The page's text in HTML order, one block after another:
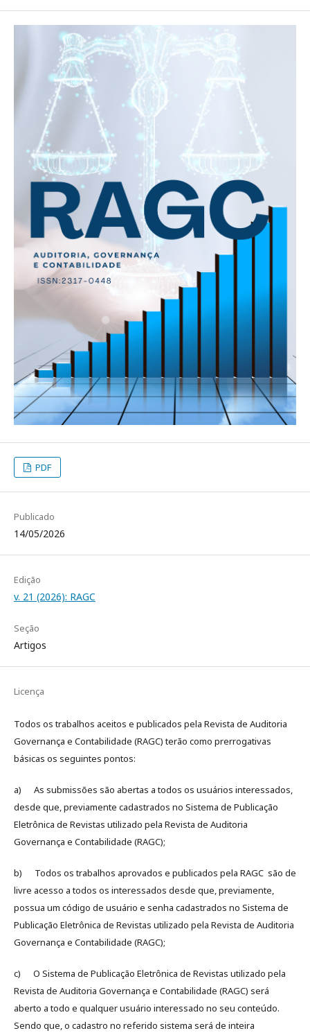
PDF
Publicado
14/05/2026
Edição
v. 21 (2026): RAGC
Seção
Artigos
Licença
Todos os trabalhos aceitos e publicados pela Revista de Auditoria
Governança e Contabilidade (RAGC) terão como prerrogativas
básicas os seguintes pontos:
a) As submissões são abertas a todos os usuários interessados,
desde que, previamente cadastrados no Sistema de Publicação
Eletrônica de Revistas utilizado pela Revista de Auditoria
Governança e Contabilidade (RAGC);
b) Todos os trabalhos aprovados e publicados pela RAGC são de
livre acesso a todos os interessados desde que, previamente,
possua um código de usuário e senha cadastrados no Sistema de
Publicação Eletrônica de Revistas utilizado pela Revista de Auditoria
Governança e Contabilidade (RAGC);
c) O Sistema de Publicação Eletrônica de Revistas utilizado pela
Revista de Auditoria Governança e Contabilidade (RAGC) será
aberto a todo e qualquer usuário interessado no seu conteúdo.
Sendo que, o cadastro no referido sistema será de inteira